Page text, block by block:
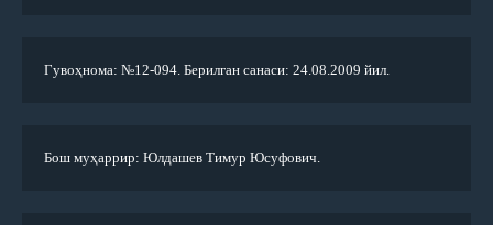
Гувоҳнома: №12-094. Берилган санаси: 24.08.2009 йил.
Бош муҳаррир: Юлдашев Тимур Юсуфович.